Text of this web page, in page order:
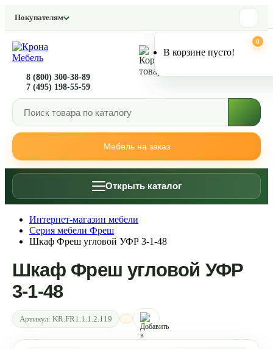
Покупателям
Мебель на заказ
8 (800) 300-38-89
7 (495) 198-55-59
0
В корзине пусто!
Открыть каталог
Интернет-магазин мебели
Серия мебели Фреш
Шкаф Фреш угловой УФР 3-1-48
Шкаф Фреш угловой УФР
3-1-48
Артикул: KR.FR1.1.1.2.119